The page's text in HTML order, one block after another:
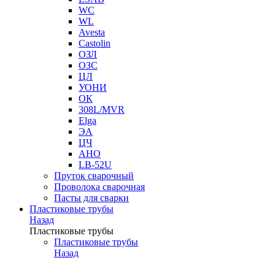
WC
WL
Avesta
Castolin
ОЗЛ
ОЗС
ЦЛ
УОНИ
ОК
308L/MVR
Elga
ЭА
ЦЧ
АНО
LB-52U
Пруток сварочный
Проволока сварочная
Пасты для сварки
Пластиковые трубы
Назад
Пластиковые трубы
Пластиковые трубы
Назад